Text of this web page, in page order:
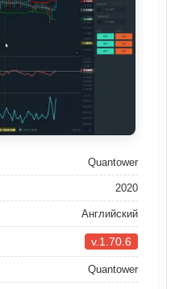
Quantower
2020
Английский
v.1.70.6
Quantower